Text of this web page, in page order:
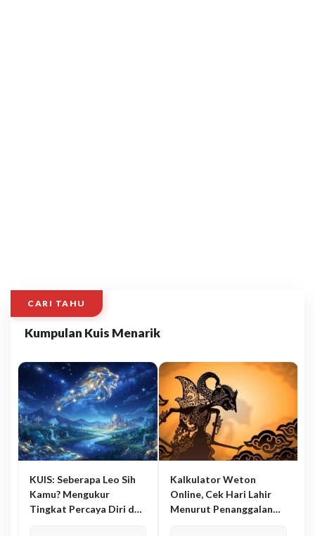
CARI TAHU
Kumpulan Kuis Menarik
KUIS: Seberapa Leo Sih
Kamu? Mengukur
Tingkat Percaya Diri dan
Kalkulator Weton
Online, Cek Hari Lahir
Menurut Penanggalan